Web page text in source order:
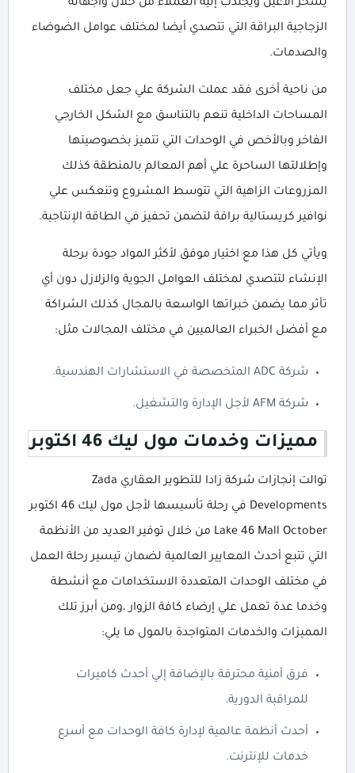
يسحر الأعين ويجتذب إليه العملاء من خلال واجهاته
الزجاجية البراقة التي تتصدي أيضا لمختلف عوامل الضوضاء
والصدمات.
من ناحية أخرى فقد عملت الشركة علي جعل مختلف
المساحات الداخلية تنعم بالتناسق مع الشكل الخارجي
الفاخر وبالأخص في الوحدات التي تتميز بخصوصيتها
وإطلالتها الساحرة علي أهم المعالم بالمنطقة كذلك
المزروعات الزاهية التي تتوسط المشروع وتنعكس علي
نوافير كريستالية براقة لتضمن تحفيز في الطاقة الإنتاجية.
ويأتي كل هذا مع اختيار موفق لأكثر المواد جودة برحلة
الإنشاء لتتصدي لمختلف العوامل الجوية والزلازل دون أي
تأثر مما يضمن خبراتها الواسعة بالمجال كذلك الشراكة
مع أفضل الخبراء العالميين في مختلف المجالات مثل:
شركة ADC المتخصصة في الاستشارات الهندسية.
شركة AFM لأجل الإدارة والتشغيل.
مميزات وخدمات مول ليك 46 اكتوبر
توالت إنجازات شركة زادا للتطوير العقاري Zada
Developments في رحلة تأسيسها لأجل مول ليك 46 اكتوبر
Lake 46 Mall October من خلال توفير العديد من الأنظمة
التي تتبع أحدث المعايير العالمية لضمان تيسير رحلة العمل
في مختلف الوحدات المتعددة الاستخدامات مع أنشطة
وخدما عدة تعمل علي إرضاء كافة الزوار ،ومن أبرز تلك
المميزات والخدمات المتواجدة بالمول ما يلي:
فرق أمنية محترفة بالإضافة إلي أحدث كاميرات
للمراقبة الدورية.
أحدث أنظمة عالمية لإدارة كافة الوحدات مع أسرع
خدمات للإنترنت.